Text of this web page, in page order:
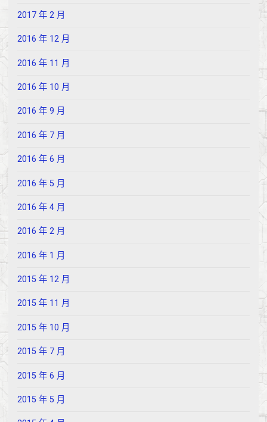
2017 年 2 月
2016 年 12 月
2016 年 11 月
2016 年 10 月
2016 年 9 月
2016 年 7 月
2016 年 6 月
2016 年 5 月
2016 年 4 月
2016 年 2 月
2016 年 1 月
2015 年 12 月
2015 年 11 月
2015 年 10 月
2015 年 7 月
2015 年 6 月
2015 年 5 月